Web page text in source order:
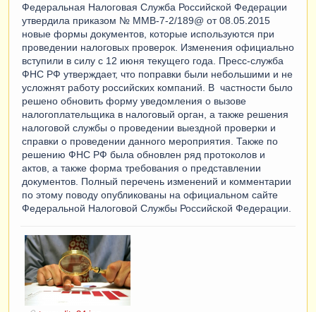
Федеральная Налоговая Служба Российской Федерации
утвердила приказом № ММВ-7-2/189@ от 08.05.2015
новые формы документов, которые используются при
проведении налоговых проверок. Изменения официально
вступили в силу с 12 июня текущего года. Пресс-служба
ФНС РФ утверждает, что поправки были небольшими и не
усложнят работу российских компаний. В частности было
решено обновить форму уведомления о вызове
налогоплательщика в налоговый орган, а также решения
налоговой службы о проведении выездной проверки и
справки о проведении данного мероприятия. Также по
решению ФНС РФ была обновлен ряд протоколов и
актов, а также форма требования о представлении
документов. Полный перечень изменений и комментарии
по этому поводу опубликованы на официальном сайте
Федеральной Налоговой Службы Российской Федерации.